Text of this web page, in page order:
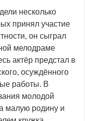
несколько
принял участие
он сыграл
мелодраме
актёр предстал в
осуждённого
работы. В
молодой
малую родину и